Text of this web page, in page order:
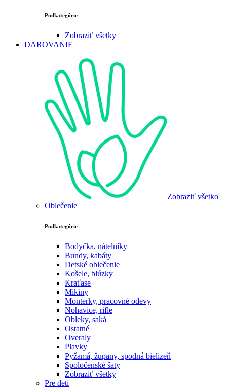
Podkategórie
Zobraziť všetky
DAROVANIE
Zobraziť všetko
Oblečenie
Podkategórie
Bodyčka, nátelníky
Bundy, kabáty
Detské oblečenie
Košele, blúzky
Kraťase
Mikiny
Monterky, pracovné odevy
Nohavice, rifle
Obleky, saká
Ostatné
Overaly
Plavky
Pyžamá, župany, spodná bielizeň
Spoločenské šaty
Zobraziť všetky
Pre deti